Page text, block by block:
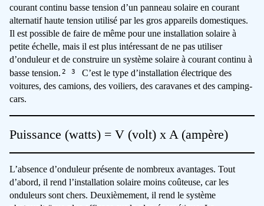
courant continu basse tension d’un panneau solaire en courant
alternatif haute tension utilisé par les gros appareils domestiques.
Il est possible de faire de même pour une installation solaire à
petite échelle, mais il est plus intéressant de ne pas utiliser
d’onduleur et de construire un système solaire à courant continu à
basse tension.2 3
C’est le type d’installation électrique des
voitures, des camions, des voiliers, des caravanes et des camping-
cars.
Puissance (watts) = V (volt) x A (ampère)
L’absence d’onduleur présente de nombreux avantages. Tout
d’abord, il rend l’installation solaire moins coûteuse, car les
onduleurs sont chers. Deuxièmement, il rend le système